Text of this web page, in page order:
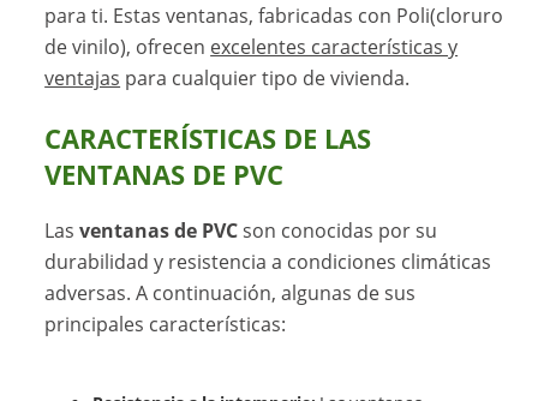
para ti. Estas ventanas, fabricadas con Poli(cloruro
de vinilo), ofrecen excelentes características y
ventajas para cualquier tipo de vivienda.
CARACTERÍSTICAS DE LAS
VENTANAS DE PVC
Lasventanas de PVCson conocidas por su
durabilidad y resistencia a condiciones climáticas
adversas. A continuación, algunas de sus
principales características: